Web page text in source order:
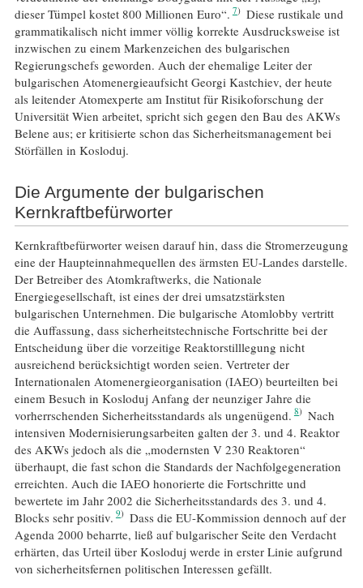
dieser Tümpel kostet 800 Millionen Euro“. 7
Diese rustikale und
grammatikalisch nicht immer völlig korrekte Ausdrucksweise ist
inzwischen zu einem Markenzeichen des bulgarischen
Regierungschefs geworden. Auch der ehemalige Leiter der
bulgarischen Atomenergieaufsicht Georgi Kastchiev, der heute
als leitender Atomexperte am Institut für Risikoforschung der
Universität Wien arbeitet, spricht sich gegen den Bau des AKWs
Belene aus; er kritisierte schon das Sicherheitsmanagement bei
Störfällen in Kosloduj.
Die Argumente der bulgarischen
Kernkraftbefürworter
Kernkraftbefürworter weisen darauf hin, dass die Stromerzeugung
eine der Haupteinnahmequellen des ärmsten EU-Landes darstelle.
Der Betreiber des Atomkraftwerks, die Nationale
Energiegesellschaft, ist eines der drei umsatzstärksten
bulgarischen Unternehmen. Die bulgarische Atomlobby vertritt
die Auffassung, dass sicherheitstechnische Fortschritte bei der
Entscheidung über die vorzeitige Reaktorstilllegung nicht
ausreichend berücksichtigt worden seien. Vertreter der
Internationalen Atomenergieorganisation (IAEO) beurteilten bei
einem Besuch in Kosloduj Anfang der neunziger Jahre die
vorherrschenden Sicherheitsstandards als ungenügend. 8
Nach
intensiven Modernisierungsarbeiten galten der 3. und 4. Reaktor
des AKWs jedoch als die „modernsten V 230 Reaktoren“
überhaupt, die fast schon die Standards der Nachfolgegeneration
erreichten. Auch die IAEO honorierte die Fortschritte und
bewertete im Jahr 2002 die Sicherheitsstandards des 3. und 4.
Blocks sehr positiv. 9
Dass die EU-Kommission dennoch auf der
Agenda 2000 beharrte, ließ auf bulgarischer Seite den Verdacht
erhärten, das Urteil über Kosloduj werde in erster Linie aufgrund
von sicherheitsfernen politischen Interessen gefällt.